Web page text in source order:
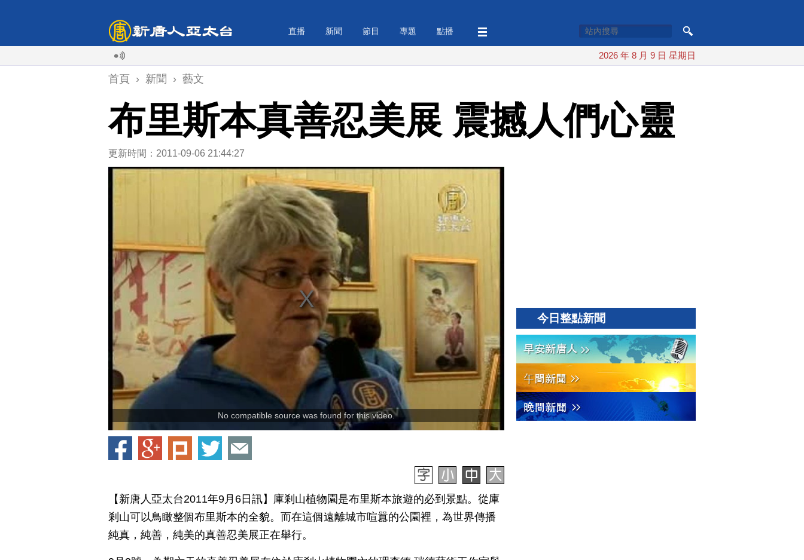
直播 新聞 節目 專題 點播
2026 年 8 月 9 日 星期日
首頁 › 新聞 › 藝文
布里斯本真善忍美展 震撼人們心靈
更新時間：2011-09-06 21:44:27
No compatible source was found for this video.
【新唐人亞太台2011年9月6日訊】庫剎山植物園是布里斯本旅遊的必到景點。從庫
剎山可以鳥瞰整個布里斯本的全貌。而在這個遠離城市喧囂的公園裡，為世界傳播
純真，純善，純美的真善忍美展正在舉行。
今日整點新聞